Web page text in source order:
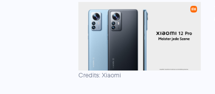
Credits: Xiaomi